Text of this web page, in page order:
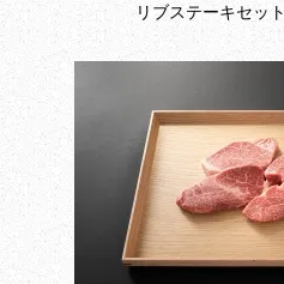
リブステーキセット